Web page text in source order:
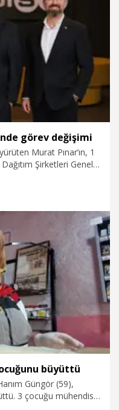
görev değişimi
Murat Pınar’ın, 1
Şirketleri Genel
büyüttü
Güngör (59),
3 çocuğu mühendis